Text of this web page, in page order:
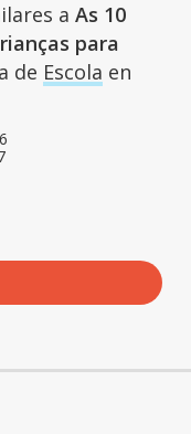
a As 10
para
de Escola en